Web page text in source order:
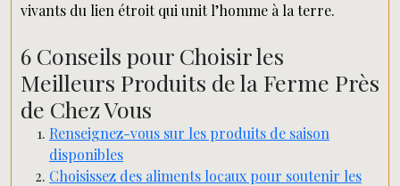
vivants du lien étroit qui unit l’homme à la terre.
6 Conseils pour Choisir les
Meilleurs Produits de la Ferme Près
de Chez Vous
Renseignez-vous sur les produits de saison
disponibles
Choisissez des aliments locaux pour soutenir les